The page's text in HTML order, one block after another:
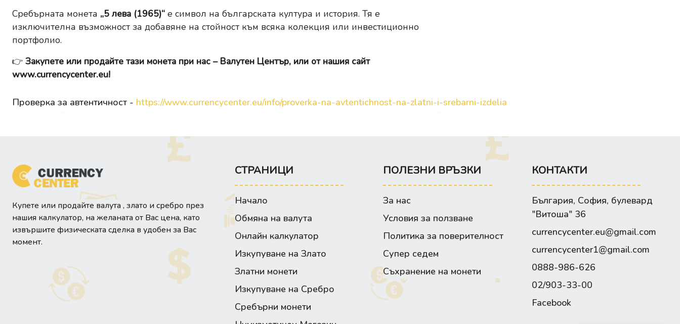
Сребърната монета „5 лева (1965)“ е символ на българската култура и история. Тя е
изключителна възможност за добавяне на стойност към всяка колекция или инвестиционно
портфолио.
👉 Закупете или продайте тази монета при нас – Валутен Център, или от нашия сайт
www.currencycenter.eu!
Проверка за автентичност - https://www.currencycenter.eu/info/proverka-na-avtentichnost-na-zlatni-i-srebarni-izdelia
Купете или продайте валута , злато и сребро през
нашия калкулатор, на желаната от Вас цена, като
извършите физическата сделка в удобен за Вас
момент.
СТРАНИЦИ
Начало
Обмяна на валута
Онлайн калкулатор
Изкупуване на Злато
Златни монети
Изкупуване на Сребро
Сребърни монети
ПОЛЕЗНИ ВРЪЗКИ
За нас
Условия за ползване
Политика за поверителност
Супер седем
Съхранение на монети
КОНТАКТИ
България, София, булевард
"Витоша" 36
currencycenter.eu@gmail.com
currencycenter1@gmail.com
0888-986-626
02/903-33-00
Facebook